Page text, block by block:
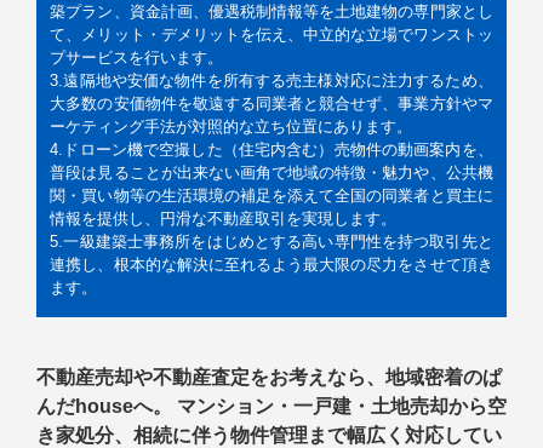
築プラン、資金計画、優遇税制情報等を土地建物の専門家とし
て、メリット・デメリットを伝え、中立的な立場でワンストッ
プサービスを行います。
3.遠隔地や安価な物件を所有する売主様対応に注力するため、
大多数の安価物件を敬遠する同業者と競合せず、事業方針やマ
ーケティング手法が対照的な立ち位置にあります。
4.ドローン機で空撮した（住宅内含む）売物件の動画案内を、
普段は見ることが出来ない画角で地域の特徴・魅力や、公共機
関・買い物等の生活環境の補足を添えて全国の同業者と買主に
情報を提供し、円滑な不動産取引を実現します。
5.一級建築士事務所をはじめとする高い専門性を持つ取引先と
連携し、根本的な解決に至れるよう最大限の尽力をさせて頂き
ます。
不動産売却や不動産査定をお考えなら、地域密着のぱ
んだhouseへ。 マンション・一戸建・土地売却から空
き家処分、相続に伴う物件管理まで幅広く対応してい